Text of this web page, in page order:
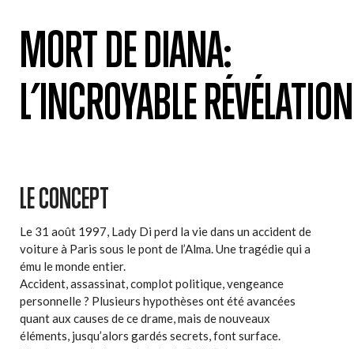
MORT DE DIANA:
L’INCROYABLE RÉVÉLATION
LE CONCEPT
Le 31 août 1997, Lady Di perd la vie dans un accident de
voiture à Paris sous le pont de l’Alma. Une tragédie qui a
ému le monde entier.
Accident, assassinat, complot politique, vengeance
personnelle ? Plusieurs hypothèses ont été avancées
quant aux causes de ce drame, mais de nouveaux
éléments, jusqu’alors gardés secrets, font surface.